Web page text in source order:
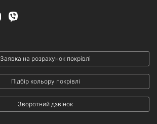
Заявка на розрахунок покрівлі
Підбір кольору покрівлі
Зворотний дзвінок